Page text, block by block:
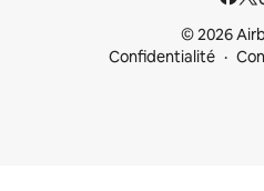
© 2026
Confidentialité